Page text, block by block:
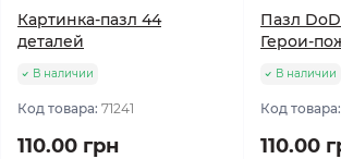
Картинка-пазл 44
деталей
В наличии
Код товара: 71241
110.00 грн
Пазл
Герои-
В наличии
Код товара:
110.00